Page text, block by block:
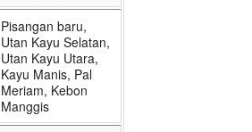
Pisangan baru,
Utan Kayu Selatan,
Utan Kayu Utara,
Kayu Manis, Pal
Meriam, Kebon
Manggis